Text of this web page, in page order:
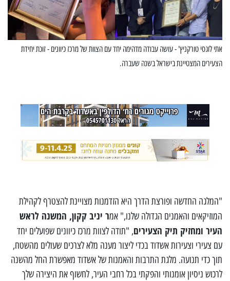
אתי לוגסי טורקניץ' - עושה עבודה מדהימה יחד עם הצוות של מרכז כיוונים - זוכת יחידת
הצעירים המצטיינת בישראל בשנה שעברה.
"המלגה החדשה ופורצת הדרך היא הזדמנות מצויינת להצטרף לקהילת
המוזיקאים והאמנים הגדולה שלנו," אמר יניב קקון, המשנה לראש
העיר ומחזיק תיק הצעירים, "תודה לצוות מרכז כיוונים שפועלים יחד
עם צעירי וצעירות אשדוד בכדי ליצור מענה מלא לצרכים שעולים מהשטח,
תוך כדי תנועה. מלגת התרבות והאמנות של אשדוד מאפשרת החל מהשנה
לרכוש ניסיון אומנותי והפקתי בכל רחבי העיר, לחשוף את היצירה שלך